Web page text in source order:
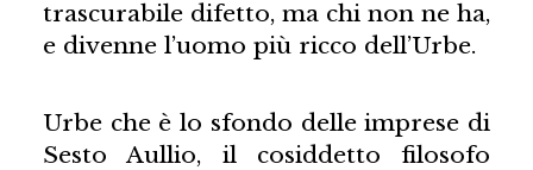
trascurabile difetto, ma chi non ne ha,
e divenne l’uomo più ricco dell’Urbe.
Urbe che è lo sfondo delle imprese di
Sesto Aullio, il cosiddetto filosofo